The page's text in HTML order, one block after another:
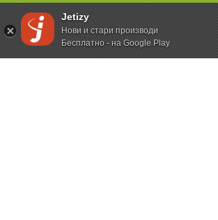
Jetizy
Нови и стари производи
Бесплатно - на Google Play